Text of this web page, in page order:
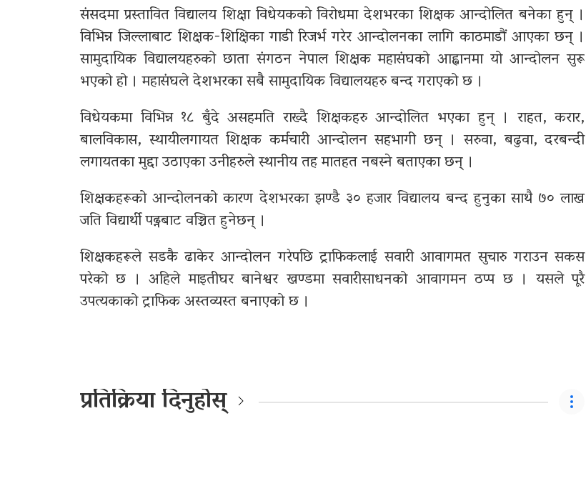
संसदमा प्रस्तावित विद्यालय शिक्षा विधेयकको विरोधमा देशभरका शिक्षक आन्दोलित बनेका हुन् ।
विभिन्न जिल्लाबाट शिक्षक-शिक्षिका गाडी रिजर्भ गरेर आन्दोलनका लागि काठमाडौं आएका छन् ।
सामुदायिक विद्यालयहरुको छाता संगठन नेपाल शिक्षक महासंघको आह्वानमा यो आन्दोलन सुरू
भएको हो । महासंघले देशभरका सबै सामुदायिक विद्यालयहरु बन्द गराएको छ ।
विधेयकमा विभिन्न १८ बुँदे असहमति राख्दै शिक्षकहरु आन्दोलित भएका हुन् । राहत, करार,
बालविकास, स्थायीलगायत शिक्षक कर्मचारी आन्दोलन सहभागी छन् । सरुवा, बढुवा, दरबन्दी
लगायतका मुद्दा उठाएका उनीहरुले स्थानीय तह मातहत नबस्ने बताएका छन् ।
शिक्षकहरूको आन्दोलनको कारण देशभरका झण्डै ३० हजार विद्यालय बन्द हुनुका साथै ७० लाख
जति विद्यार्थी पढ्नबाट वञ्चित हुनेछन् ।
शिक्षकहरूले सडकै ढाकेर आन्दोलन गरेपछि ट्राफिकलाई सवारी आवागमत सुचारु गराउन सकस
परेको छ । अहिले माइतीघर बानेश्वर खण्डमा सवारीसाधनको आवागमन ठप्प छ । यसले पूरै
उपत्यकाको ट्राफिक अस्तव्यस्त बनाएको छ ।
प्रतिक्रिया दिनुहोस्